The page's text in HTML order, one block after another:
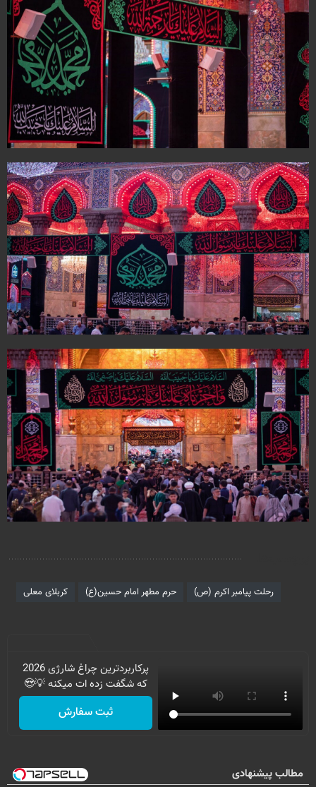
رحلت پیامبر اکرم (ص) حرم مطهر امام حسین(ع) کربلای معلی
پرکاربردترین چراغ شارژی 2026
که شگفت زده ات میکنه 💡😍
ثبت سفارش
مطالب پیشنهادی